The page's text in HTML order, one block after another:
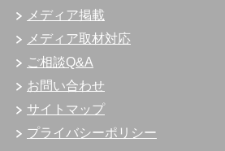
メディア掲載
メディア取材対応
ご相談Q&A
お問い合わせ
サイトマップ
プライバシーポリシー